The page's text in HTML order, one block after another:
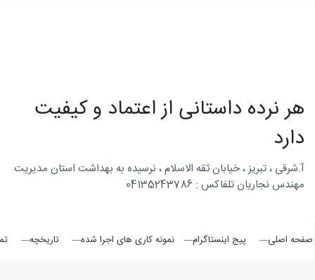
شمال
هر نرده داستانی از اعتماد و کیفیت
دارد
آ.شرقی ، تبریز ، خیابان ثقه الاسلام ، نرسیده به بهداشت استان مدیریت
مهندس نجاریان تلفاکس : 04135243786
صفحه اصلی پیج اینستاگرام نمونه کاری های اجرا شده تاریخچه